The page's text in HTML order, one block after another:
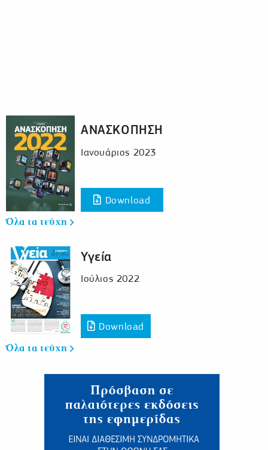
ΑΝΑΣΚΟΠΗΣΗ
Ιανουάριος 2023
Download
Όλα τα τεύχη
Υγεία
Ιούλιος 2022
Download
Όλα τα τεύχη